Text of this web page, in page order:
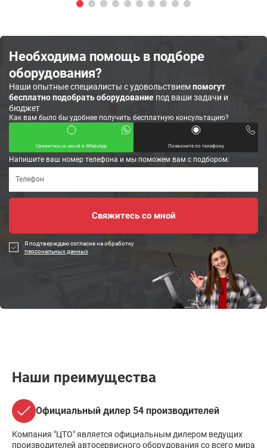
Необходима помощь в подборе
оборудования?
Наши опытные специалисты с удовольствиемпомогут
бесплатно подобрать оборудование под ваши задачи и
бюджет
Как вам было бы удобнее получить бесплатную консультацию?
Свяжитесь со мной в WhatsApp Позвоните по телефону
Напишите ваш номер телефона и мы поможем вам с подбором:
Я подтверждаю согласие на обработку
персональных данных
Наши преимущества
Официальный дилер 54 производителей
Компания "ЦТО" является официальным дилером ведущих
производителей автосервисного оборудования со всего мира